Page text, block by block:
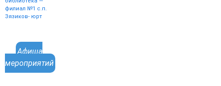
филиал №1 с.п.
Зязиков- юрт
Афиша
мероприятий